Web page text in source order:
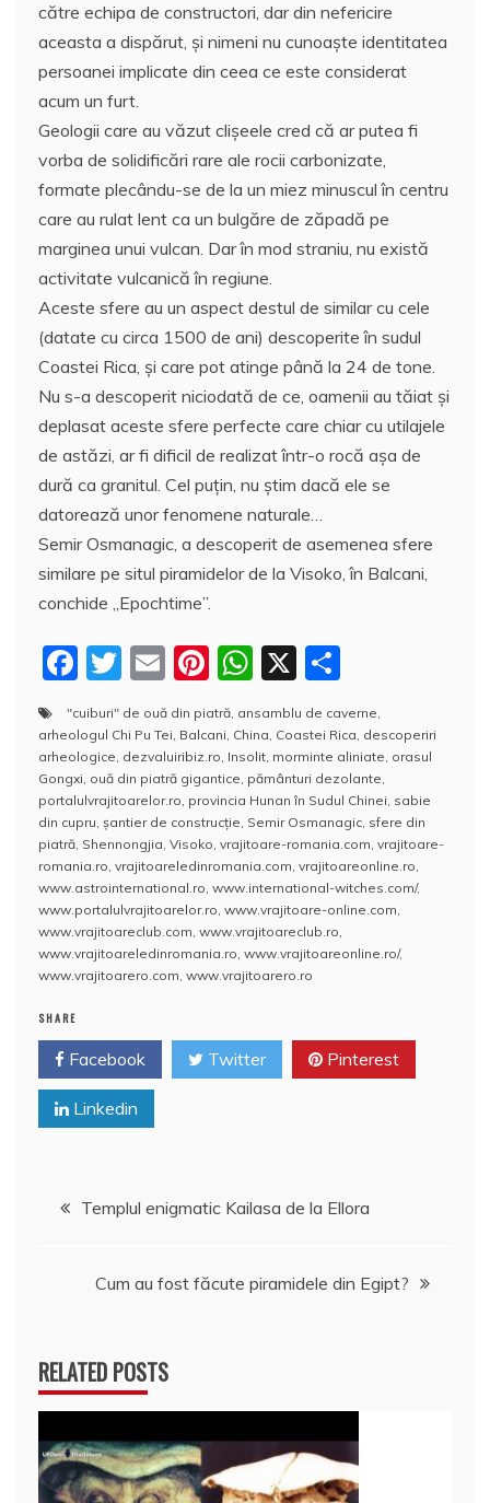
către echipa de constructori, dar din nefericire
aceasta a dispărut, şi nimeni nu cunoaşte identitatea
persoanei implicate din ceea ce este considerat
acum un furt.
Geologii care au văzut clişeele cred că ar putea fi
vorba de solidificări rare ale rocii carbonizate,
formate plecându-se de la un miez minuscul în centru
care au rulat lent ca un bulgăre de zăpadă pe
marginea unui vulcan. Dar în mod straniu, nu există
activitate vulcanică în regiune.
Aceste sfere au un aspect destul de similar cu cele
(datate cu circa 1500 de ani) descoperite în sudul
Coastei Rica, şi care pot atinge până la 24 de tone.
Nu s-a descoperit niciodată de ce, oamenii au tăiat şi
deplasat aceste sfere perfecte care chiar cu utilajele
de astăzi, ar fi dificil de realizat într-o rocă aşa de
dură ca granitul. Cel puţin, nu ştim dacă ele se
datorează unor fenomene naturale…
Semir Osmanagic, a descoperit de asemenea sfere
similare pe situl piramidelor de la Visoko, în Balcani,
conchide „Epochtime”.
F
a
c
e
b
o
o
k
T
w
itt
er
E
m
ai
l
Pi
nt
er
e
st
W
at
s
A
p
p
X
rt
aj
e
a
z
ă
"cuiburi" de ouă din piatră, ansamblu de caverne,
arheologul Chi Pu Tei, Balcani, China, Coastei Rica, descoperiri
arheologice, dezvaluiribiz.ro, Insolit, morminte aliniate, orasul
Gongxi, ouă din piatră gigantice, pământuri dezolante,
portalulvrajitoarelor.ro, provincia Hunan în Sudul Chinei, sabie
din cupru, şantier de construcţie, Semir Osmanagic, sfere din
piatră, Shennongjia, Visoko, vrajitoare-romania.com, vrajitoare-
romania.ro, vrajitoareledinromania.com, vrajitoareonline.ro,
www.astrointernational.ro, www.international-witches.com/,
www.portalulvrajitoarelor.ro, www.vrajitoare-online.com,
www.vrajitoareclub.com, www.vrajitoareclub.ro,
www.vrajitoareledinromania.ro, www.vrajitoareonline.ro/,
www.vrajitoarero.com, www.vrajitoarero.ro
SHARE
Facebook Twitter Pinterest
Linkedin
Navigare
Templul enigmatic Kailasa de la Ellora
Cum au fost făcute piramidele din Egipt?
RELATED POSTS